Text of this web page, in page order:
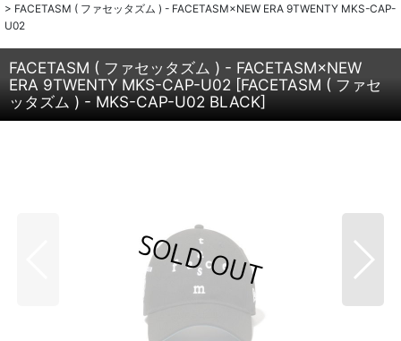
> FACETASM ( ファセッタズム ) - FACETASM×NEW ERA 9TWENTY MKS-CAP-
U02
FACETASM ( ファセッタズム ) - FACETASM×NEW
ERA 9TWENTY MKS-CAP-U02 [FACETASM ( ファセ
ッタズム ) - MKS-CAP-U02 BLACK]